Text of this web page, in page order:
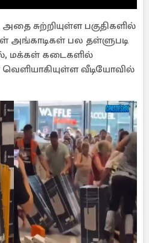
சுற்றியுள்ள பகுதிகளில்
பல தள்ளுபடி
மக்கள் கடைகளில்
வெளியாகியுள்ள வீடியோவில்